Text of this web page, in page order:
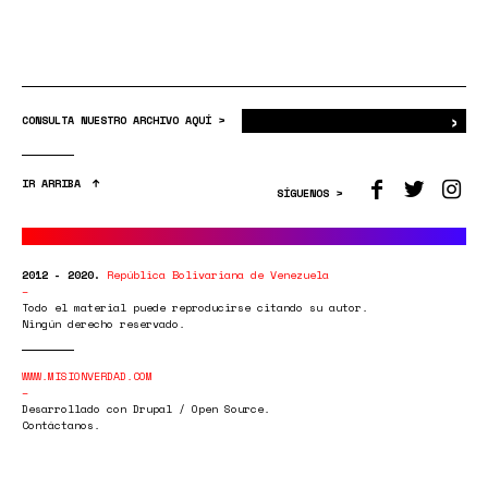
CONSULTA NUESTRO ARCHIVO AQUÍ > ›
IR ARRIBA
SÍGUENOS >
2012 - 2020. República Bolivariana de Venezuela
Todo el material puede reproducirse citando su autor.
Ningún derecho reservado.
WWW.MISIONVERDAD.COM
Desarrollado con Drupal / Open Source.
Contáctanos.